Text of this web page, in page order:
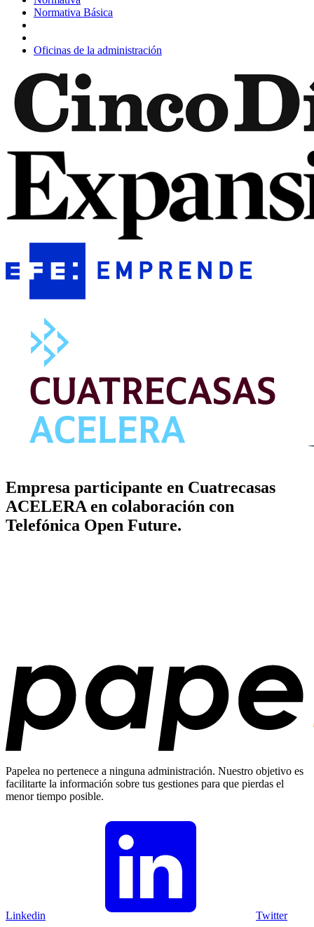
Normativa Básica
Oficinas de la administración
Empresa participante en Cuatrecasas
ACELERA en colaboración con
Telefónica Open Future.
Papelea no pertenece a ninguna administración. Nuestro objetivo es
facilitarte la información sobre tus gestiones para que pierdas el
menor tiempo posible.
Linkedin Twitter